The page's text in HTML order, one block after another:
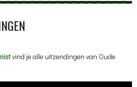
vind je alle uitzendingen van Oude